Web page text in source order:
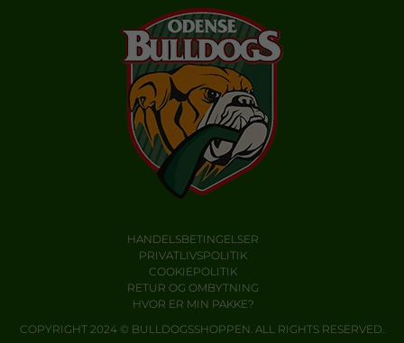
HANDELSBETINGELSER
PRIVATLIVSPOLITIK
COOKIEPOLITIK
RETUR OG OMBYTNING
HVOR ER MIN PAKKE?
COPYRIGHT 2024 © BULLDOGSSHOPPEN. ALL RIGHTS RESERVED.